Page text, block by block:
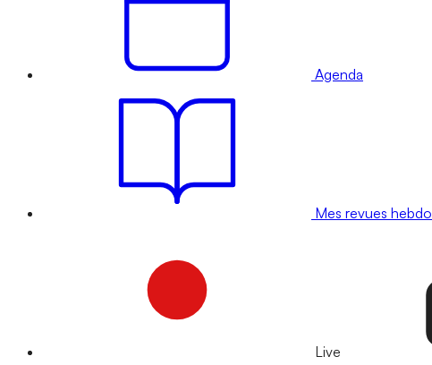
Agenda
Mes revues hebdo
Live